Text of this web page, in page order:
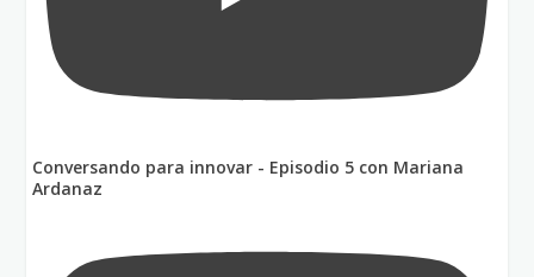
Conversando para innovar - Episodio 5 con Mariana
Ardanaz